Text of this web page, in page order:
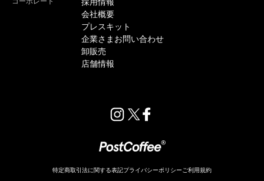
会社概要
プレスキット
企業さまお問い合わせ
卸販売
店舗情報
特定商取引法に関する表記プライバシーポリシーご利用規約